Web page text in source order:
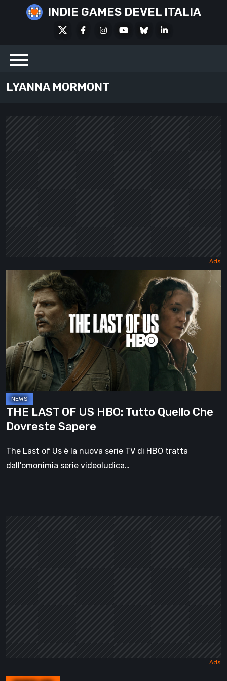
INDIE GAMES DEVEL ITALIA
FacebookInstagramYoutubeBlueskyLinkedIn
LYANNA MORMONT
Tutto
Quello
Che
Dovreste
Sapere
THE LAST OF US HBO: Tutto Quello Che
Dovreste Sapere
The Last of Us è la nuova serie TV di HBO tratta
dall'omonimia serie videoludica…